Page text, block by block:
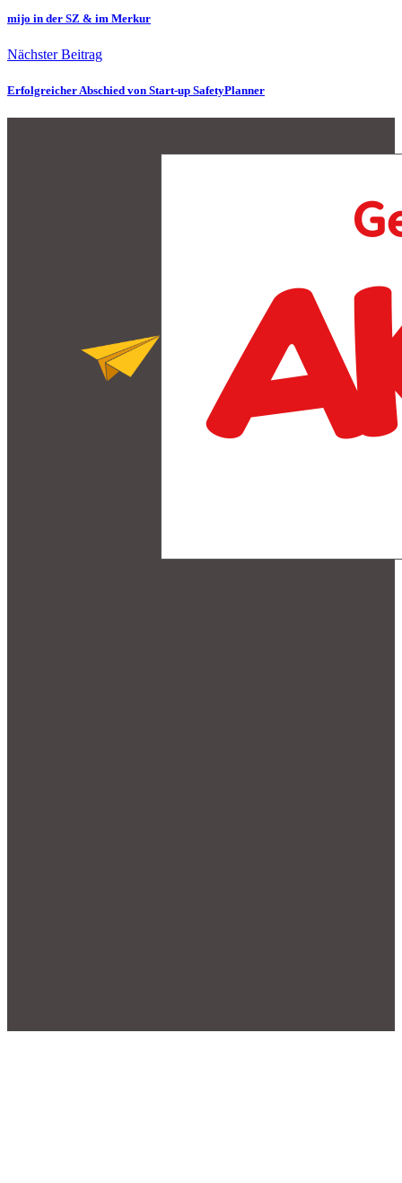
mijo in der SZ & im Merkur
Nächster Beitrag
Erfolgreicher Abschied von Start-up SafetyPlanner